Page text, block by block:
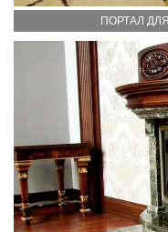
ПОРТАЛ